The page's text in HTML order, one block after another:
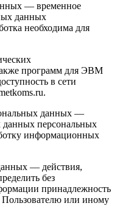
— временное
данных
необходима для
программ для ЭВМ
в сети
данных —
данных персональных
информационных
— действия,
без
принадлежность
или иному